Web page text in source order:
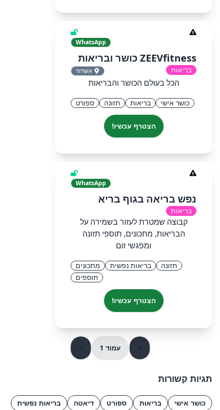
WhatsApp
ZEEVfitness כושר ובריאות
בריאות אשדוד
הכל בעולם הכושר והבריאות
כושר אישי בריאות תזונה ספורט
הצטרף עכשיו!
WhatsApp
נפש בריאה בגוף בריא
בריאות
קבוצה שמטרת לעזור בשמירה על
הבריאות, מתכונים, תוספי תזונה
ומפגשי זום
תזונה בריאות נפשית
מתכונים
תוספים
הצטרף עכשיו!
עמוד 1
תגיות קשורות
כושר אישי בריאות ספורט דיאטה בריאות נפשית